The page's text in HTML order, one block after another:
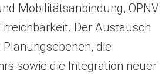
Mobilitätsanbindung, ÖPNV
Der Austausch
die
sowie die Integration neuer